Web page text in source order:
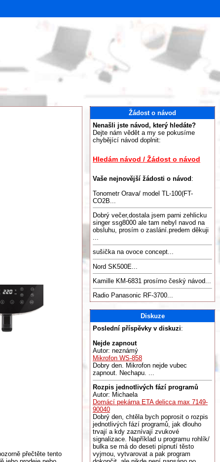
přečtěte tento
Žádost o návod
Nenašli jste návod, který hledáte?
Dejte nám vědět a my se pokusíme
chybějící návod doplnit:
Hledám návod / Žádost o návod
Vaše nejnovější žádosti o návod :
Tonometr Orava/ model TL-100(FT-
CO2B...
Dobrý večer,dostala jsem parni zehlicku
singer ssg8000 ale tam nebyl navod na
obsluhu, prosím o zaslání.predem děkuji
...
sušička na ovoce concept...
Nord SK500E...
Kamille KM-6831 prosímo český návod...
Radio Panasonic RF-3700...
Diskuze
Poslední příspěvky v diskuzi:
Nejde zapnout
Autor: neznámý
Mikrofon WS-858
Dobry den. Mikrofon nejde vubec
zapnout. Nechapu. ...
Rozpis jednotlivých fází programů
Autor: Michaela
Domácí pekárna ETA delicca max 7149-
90040
Dobrý den, chtěla bych poprosit o rozpis
jednotlivých fází programů, jak dlouho
trvají a kdy zaznívají zvukové
signalizace. Například u programu rohlík/
bulka se má do deseti pípnutí těsto
vyjmou, vytvarovat a pak program